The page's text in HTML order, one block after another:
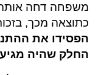
משפחה דחה
כתוצאה מכך,
הפסידו את
החלק שהיה